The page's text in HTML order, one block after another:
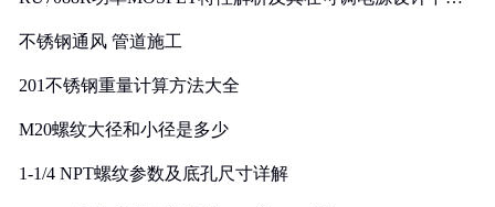
不锈钢通风 管道施工
201不锈钢重量计算方法大全
M20螺纹大径和小径是多少
1-1/4 NPT螺纹参数及底孔尺寸详解